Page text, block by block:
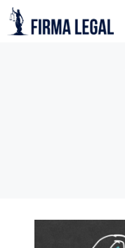
Saltar
al